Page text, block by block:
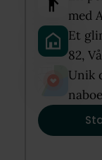
med
Et
82,
Unik